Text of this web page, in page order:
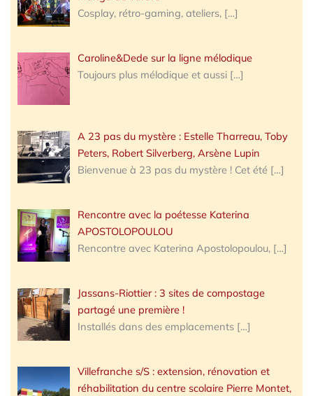
Cosplay, rétro-gaming, ateliers, […]
Caroline&Dede sur la ligne mélodique
Toujours plus mélodique et aussi […]
A 23 pas du mystère : Estelle Tharreau, Toby
Peters, Robert Silverberg, Arsène Lupin
Bienvenue à 23 pas du mystère ! Cet été […]
Rencontre avec la poétesse Katerina
APOSTOLOPOULOU
Rencontre avec Katerina Apostolopoulou, […]
Jassans-Riottier : 3 sites de compostage
partagé une première !
Installés dans des emplacements […]
Villefranche s/S : extension, rénovation et
réhabilitation du centre scolaire Pierre Montet,